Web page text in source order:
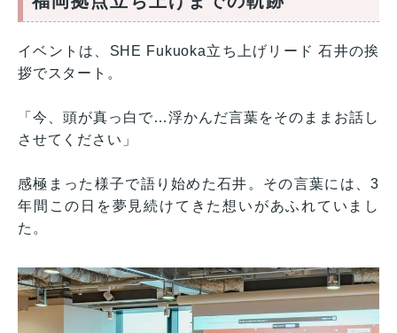
イベントは、SHE Fukuoka立ち上げリード 石井の挨
拶でスタート。
「今、頭が真っ白で…浮かんだ言葉をそのままお話し
させてください」
感極まった様子で語り始めた石井。その言葉には、3
年間この日を夢見続けてきた想いがあふれていまし
た。